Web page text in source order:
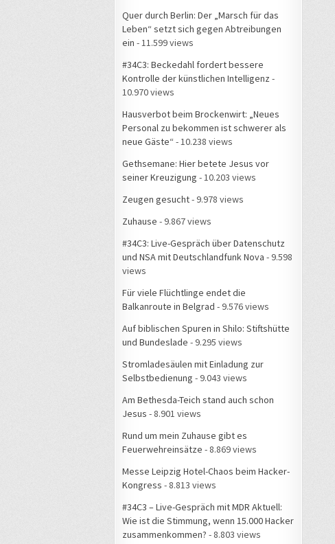
Quer durch Berlin: Der „Marsch für das
Leben“ setzt sich gegen Abtreibungen
ein - 11.599 views
#34C3: Beckedahl fordert bessere
Kontrolle der künstlichen Intelligenz -
10.970 views
Hausverbot beim Brockenwirt: „Neues
Personal zu bekommen ist schwerer als
neue Gäste“ - 10.238 views
Gethsemane: Hier betete Jesus vor
seiner Kreuzigung - 10.203 views
Zeugen gesucht- 9.978 views
Zuhause - 9.867 views
#34C3: Live-Gespräch über Datenschutz
und NSA mit Deutschlandfunk Nova - 9.598
views
Für viele Flüchtlinge endet die
Balkanroute in Belgrad - 9.576 views
Auf biblischen Spuren in Shilo: Stiftshütte
und Bundeslade - 9.295 views
Stromladesäulen mit Einladung zur
Selbstbedienung - 9.043 views
Am Bethesda-Teich stand auch schon
Jesus - 8.901 views
Rund um mein Zuhause gibt es
Feuerwehreinsätze - 8.869 views
Messe Leipzig Hotel-Chaos beim Hacker-
Kongress - 8.813 views
#34C3 – Live-Gespräch mit MDR Aktuell:
Wie ist die Stimmung, wenn 15.000 Hacker
zusammenkommen? - 8.803 views